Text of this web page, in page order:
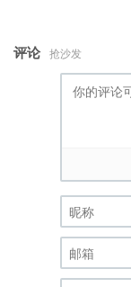
评论 抢沙发
昵称 (必填)
邮箱 (必填)